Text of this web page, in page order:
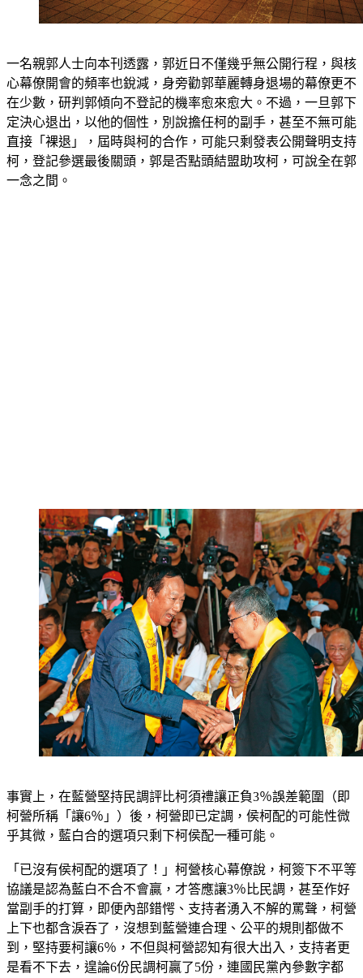
一名親郭人士向本刊透露，郭近日不僅幾乎無公開行程，與核
心幕僚開會的頻率也銳減，身旁勸郭華麗轉身退場的幕僚更不
在少數，研判郭傾向不登記的機率愈來愈大。不過，一旦郭下
定決心退出，以他的個性，別說擔任柯的副手，甚至不無可能
直接「裸退」，屆時與柯的合作，可能只剩發表公開聲明支持
柯，登記參選最後關頭，郭是否點頭結盟助攻柯，可說全在郭
事實上，在藍營堅持民調評比柯須禮讓正負3％誤差範圍（即
柯營所稱「讓6％」）後，柯營即已定調，侯柯配的可能性微
「已沒有侯柯配的選項了！」柯營核心幕僚說，柯簽下不平等
協議是認為藍白不合不會贏，才答應讓3％比民調，甚至作好
當副手的打算，即便內部錯愕、支持者湧入不解的罵聲，柯營
上下也都含淚吞了，沒想到藍營連合理、公平的規則都做不
到，堅持要柯讓6％，不但與柯營認知有很大出入，支持者更